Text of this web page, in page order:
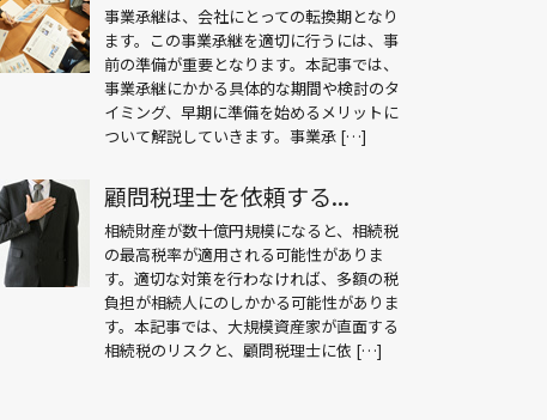
事業承継は、会社にとっての転換期となり
ます。この事業承継を適切に行うには、事
前の準備が重要となります。本記事では、
事業承継にかかる具体的な期間や検討のタ
イミング、早期に準備を始めるメリットに
ついて解説していきます。事業承 […]
顧問税理士を依頼する...
相続財産が数十億円規模になると、相続税
の最高税率が適用される可能性がありま
す。適切な対策を行わなければ、多額の税
負担が相続人にのしかかる可能性がありま
す。本記事では、大規模資産家が直面する
相続税のリスクと、顧問税理士に依 […]